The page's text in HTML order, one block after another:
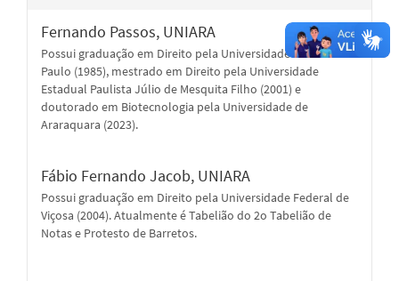
Fernando Passos, UNIARA
Possui graduação em Direito pela Universidade de São
Paulo (1985), mestrado em Direito pela Universidade
Estadual Paulista Júlio de Mesquita Filho (2001) e
doutorado em Biotecnologia pela Universidade de
Araraquara (2023).
Fábio Fernando Jacob, UNIARA
Possui graduação em Direito pela Universidade Federal de
Viçosa (2004). Atualmente é Tabelião do 2o Tabelião de
Notas e Protesto de Barretos.